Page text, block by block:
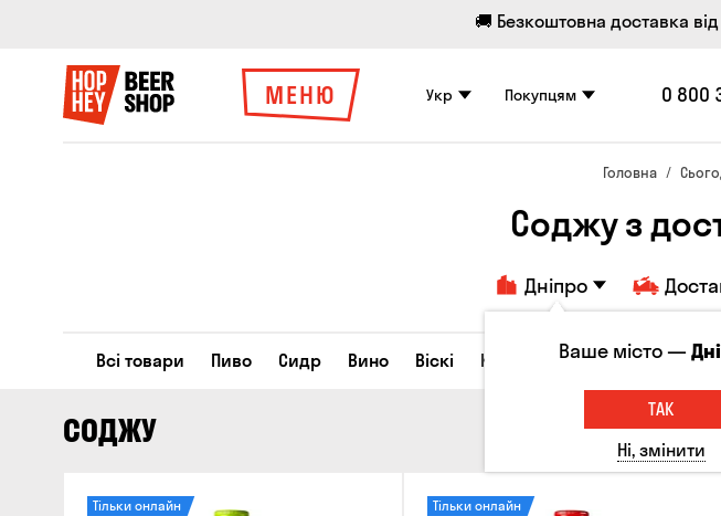
🚚 Безкоштовна доставка
МЕНЮ Укр Покупцям 0 800
Головна
Соджу з
Дніпро
Всі товари Пиво Сидр Вино Віскі Коктейлі Горілка Соджу
СОДЖУ
Тільки онлайн
Тільки онлайн
Ваше місто —
ТАК
Ні, змінити